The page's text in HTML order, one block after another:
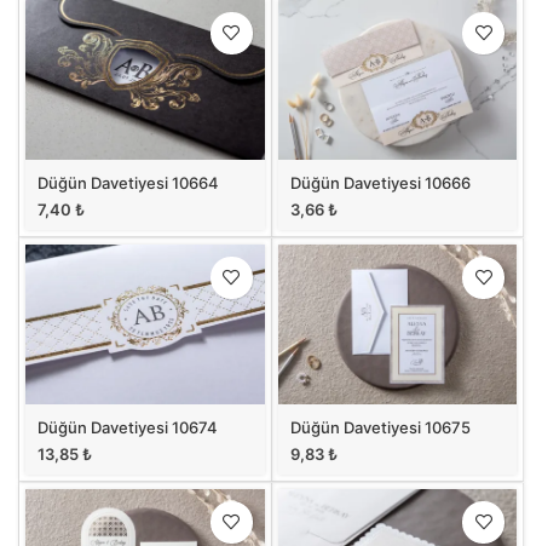
Düğün Davetiyesi 10664
7,40 ₺
Düğün Davetiyesi 10666
3,66₺
Düğün Davetiyesi 10674
13,85₺
Düğün Davetiyesi 10675
9,83₺